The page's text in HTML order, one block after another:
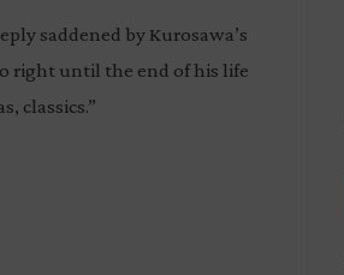
saddened by Kurosawa’s
right until the end of his life
classics.”